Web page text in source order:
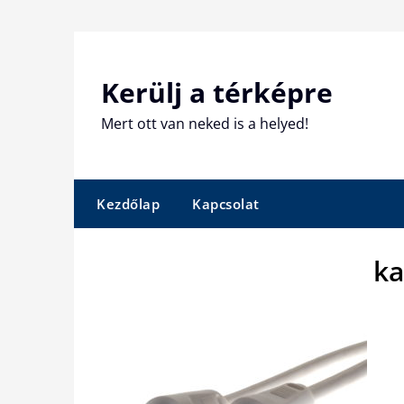
Kerülj a térképre
Mert ott van neked is a helyed!
Kezdőlap Kapcsolat